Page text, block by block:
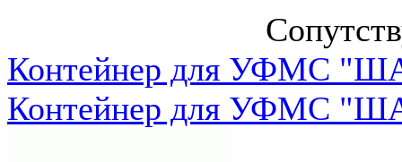
Контейнер для УФМС
Контейнер для УФМС